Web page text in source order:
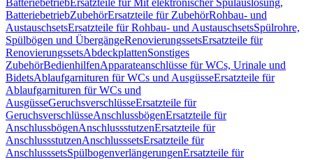
BatteriebetriebErsatzteile für Mit elektronischer Spülauslösung,
BatteriebetriebZubehörErsatzteile für ZubehörRohbau- und
AustauschsetsErsatzteile für Rohbau- und AustauschsetsSpülrohre,
Spülbögen und ÜbergängeRenovierungssetsErsatzteile für
RenovierungssetsAbdeckplattenSonstiges
ZubehörBedienhilfenApparateanschlüsse für WCs, Urinale und
BidetsAblaufgarnituren für WCs und AusgüsseErsatzteile für
Ablaufgarnituren für WCs und
AusgüsseGeruchsverschlüsseErsatzteile für
GeruchsverschlüsseAnschlussbögenErsatzteile für
AnschlussbögenAnschlussstutzenErsatzteile für
AnschlussstutzenAnschlusssetsErsatzteile für
AnschlusssetsSpülbogenverlängerungenErsatzteile für